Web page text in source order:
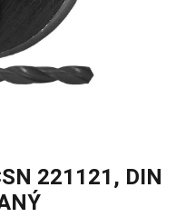
221121, DIN